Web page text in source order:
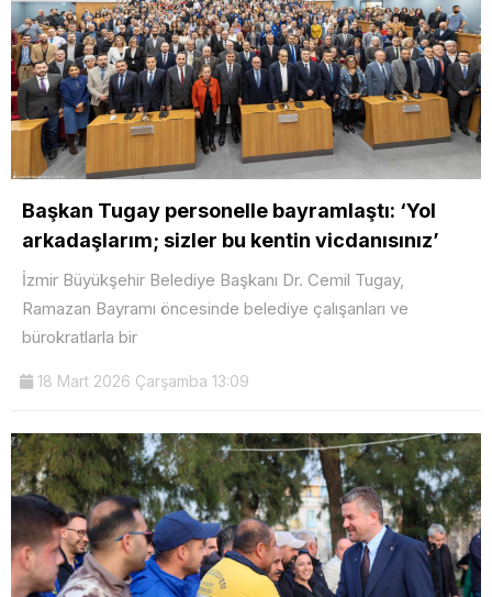
Başkan Tugay personelle bayramlaştı: ‘Yol
arkadaşlarım; sizler bu kentin vicdanısınız’
İzmir Büyükşehir Belediye Başkanı Dr. Cemil Tugay,
Ramazan Bayramı öncesinde belediye çalışanları ve
bürokratlarla bir
18 Mart 2026 Çarşamba 13:09